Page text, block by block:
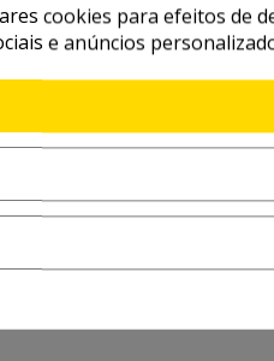
cookies para efeitos de
e anúncios